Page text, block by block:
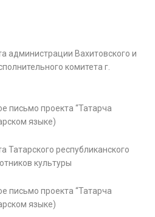
администрации Вахитовского и
комитета г.
письмо проекта “Татарча
языке)
Татарского республиканского
культуры
письмо проекта “Татарча
языке)